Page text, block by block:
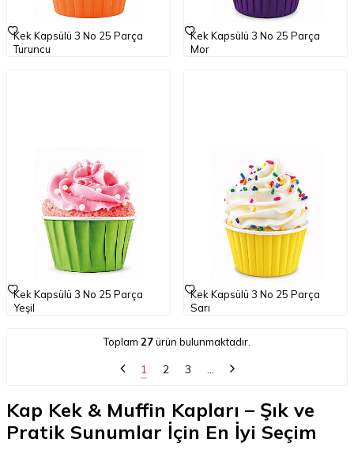
Kek Kapsülü 3 No 25 Parça
Turuncu
Kek Kapsülü 3 No 25 Parça
Mor
Kek Kapsülü 3 No 25 Parça
Yeşil
Kek Kapsülü 3 No 25 Parça
Sarı
Toplam 27ürün bulunmaktadır.
1 2 3 …
Kap Kek & Muffin Kapları – Şık ve
Pratik Sunumlar İçin En İyi Seçim